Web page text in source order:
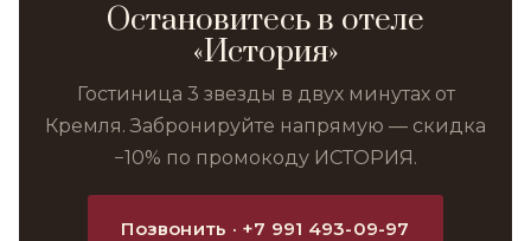
Остановитесь в отеле
«История»
Гостиница 3 звезды в двух минутах от
Кремля. Забронируйте напрямую — скидка
−10% по промокоду ИСТОРИЯ.
Позвонить · +7 991 493-09-97